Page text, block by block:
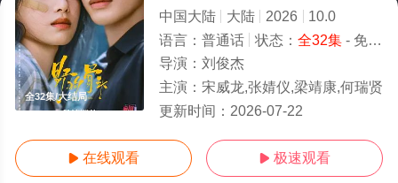
全32集/大结局
中国大陆 大陆 2026
10.0
语言： 普通话 状态： 全32集- 免费在线观看
导演： 刘俊杰
主演： 宋威龙,张婧仪,梁靖康,何瑞贤
更新时间： 2026-07-22
 在线观看  极速观看